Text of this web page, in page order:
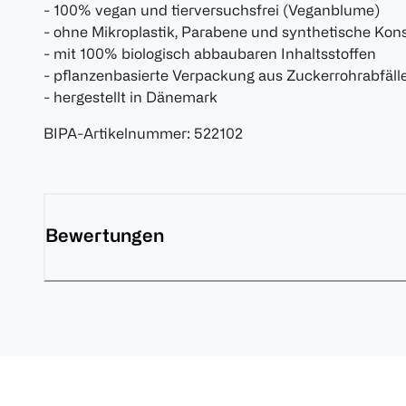
- 100% vegan und tierversuchsfrei (Veganblume)
- ohne Mikroplastik, Parabene und synthetische
- mit 100% biologisch abbaubaren Inhaltsstoffen
- pflanzenbasierte Verpackung aus
- hergestellt in Dänemark
BIPA-Artikelnummer: 522102
Bewertungen